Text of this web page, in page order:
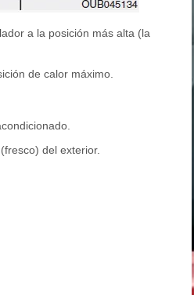
a la posición más alta (la
de calor máximo.
del exterior.